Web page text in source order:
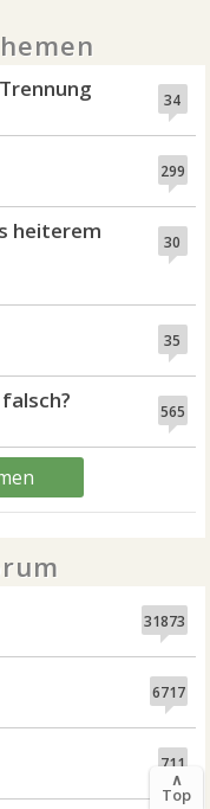
34
299
30
heiterem
35
565
31873
6717
711
∧
Top